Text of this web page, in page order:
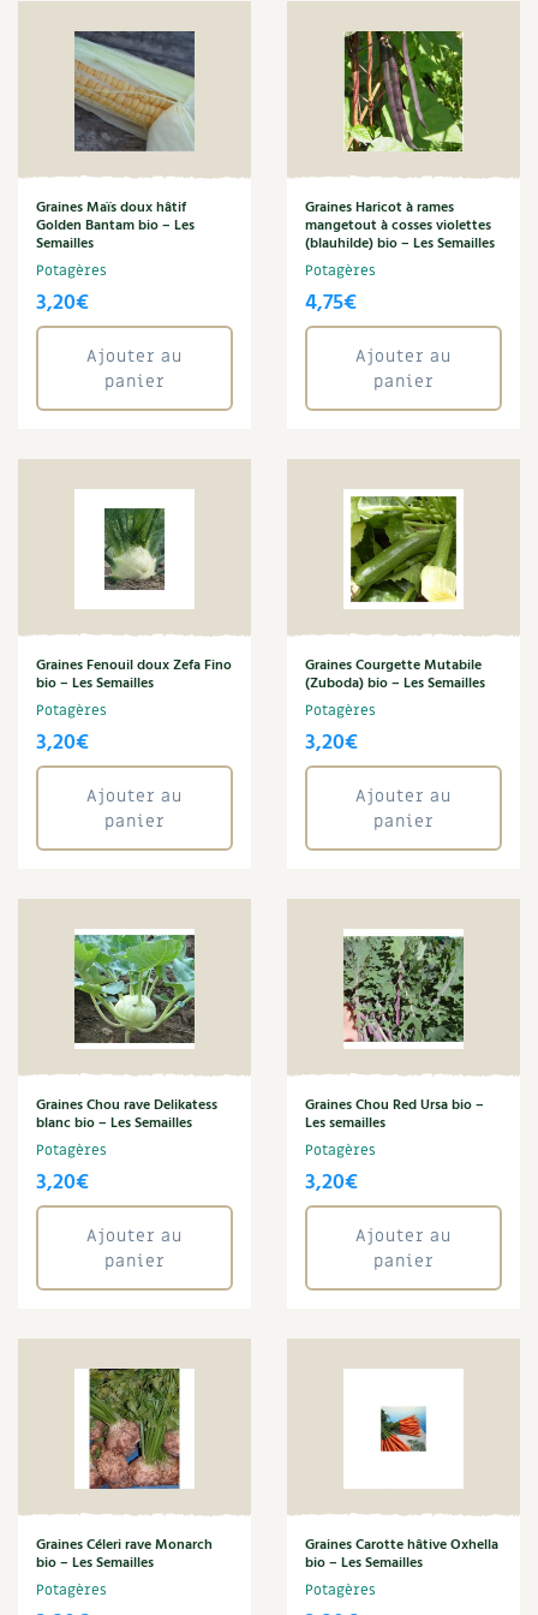
Soins et cosmétiques au naturel
Société et alternatives
Vivre l’écologie
Protéger la nature
Enfants
Actions pour la planète
Les 4 saisons
Archives
Carnets de saison
Dossier4 saisons
Actualités
Vidéos et podcasts
Conseils vidéo des4 saisons
Tous au jardin ! avec Pascal
La vie secrète du jardin
BD : La folle histoire des plantes
Sarriette
Sauge
Seigle
Semailles
Semence
Semences de l'ombelle
Semis d'août
Semis d'avril
Semis de février
Semis de juillet
Semis de juin
Semis d'octobre
Souci
Tisane
Tournesol
Verveine
Verveine de Buenos Aires
Annuler les filtres
Graines Maïs doux hâtif
Golden Bantam bio – Les
Semailles
Potagères
3,20€
Ajouter au
panier
Graines Haricot à rames
mangetout à cosses violettes
(blauhilde) bio – Les Semailles
Potagères
4,75€
Ajouter au
panier
Graines Fenouil doux Zefa Fino
bio – Les Semailles
Potagères
3,20€
Ajouter au
panier
Graines Courgette Mutabile
(Zuboda) bio – Les Semailles
Potagères
3,20€
Ajouter au
panier
Graines Chou rave Delikatess
blanc bio – Les Semailles
Potagères
3,20€
Ajouter au
panier
Graines Chou Red Ursa bio –
Les semailles
Potagères
3,20€
Ajouter au
panier
Graines Céleri rave Monarch
bio – Les Semailles
Potagères
Graines Carotte hâtive Oxhella
bio – Les Semailles
Potagères